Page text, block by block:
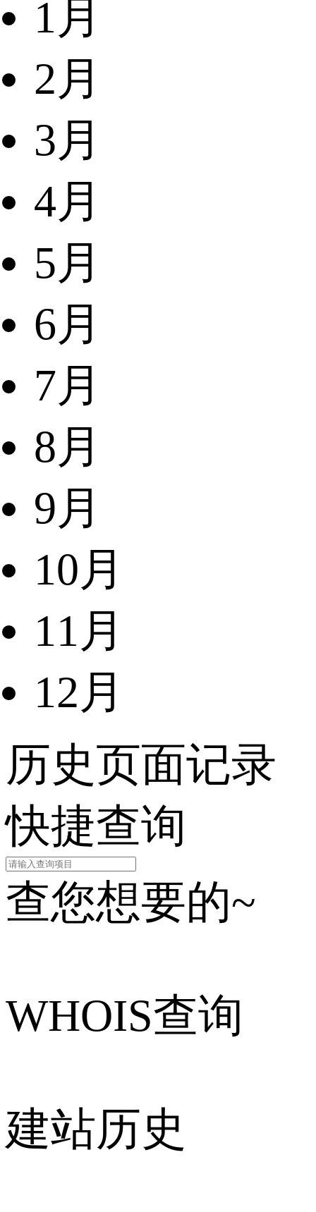
1月
2月
3月
4月
5月
6月
7月
8月
9月
10月
11月
12月
历史页面记录
快捷查询
查您想要的~
WHOIS查询
建站历史